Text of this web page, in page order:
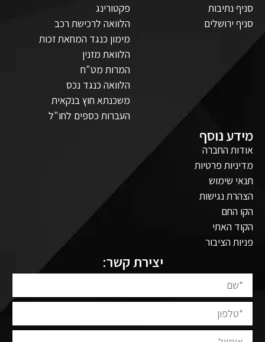
סניף נתיבות
סניף ירושלים
פקטורינג
הלוואה לרכישת רכב
מימון כנגד המחאת זכות
הלוואת מזנין
המרות מט"ח
הלוואה כנגד נכס
משכנתא חוץ בנקאית
העברות כספים לחו"ל
מידע נוסף
אודות החברה
מדיניות פרטיות
תנאי שימוש
הצהרת נגישות
הקו החם
הקוד האתי
פניות הציבור
יצירת קשר: